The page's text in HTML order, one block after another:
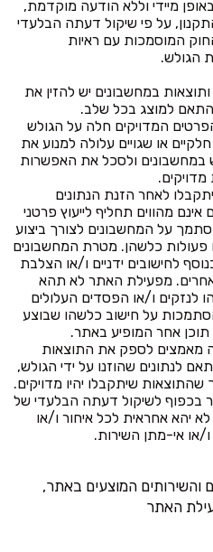
מיידי וללא הודעה מוקדמת,
על פי שיקול דעתה הבלעדי
המוסמכות עם ראיות
הגולש.
במחשבונים יש להזין את
למוצג בכל שלב.
המדויקים חלה על הגולש
או שגויים עלולה למנוע את
ולסכל את האפשרות
לאחר הזנת הנתונים
מהווים תחליף לייעוץ פרטני
על המחשבונים לצורך ביצוע
פעולות כלשהן. מטרת המחשבונים
לחישובים ידניים ו/או הצלבת
אחרים. מפעילת האתר לא תהא
לנזקים ו/או הפסדים העלולים
על חישוב כלשהו שבוצע
אחר המופיע באתר.
מאמצים לספק את התוצאות
לנתונים שהוזנו על ידי הגולש,
שיתקבלו יהיו מדויקים.
בכפוף לשיקול דעתה הבלעדי של
יהא אחראית לכל איחור ו/או
או אי-מתן השירות.
והשירותים המוצעים באתר,
האתר